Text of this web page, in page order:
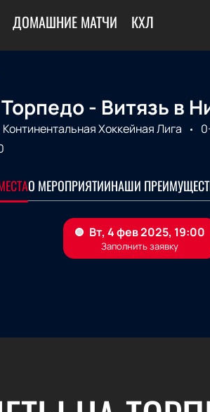
ДОМАШНИЕ МАТЧИ КХЛ
- Витязь в
Континентальная Хоккейная Лига
О МЕРОПРИЯТИИНАШИ